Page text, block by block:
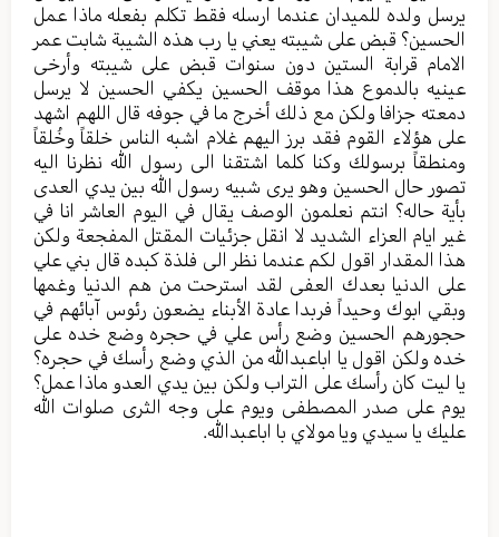
يرسل ولده للميدان عندما ارسله فقط تكلم بفعله ماذا عمل
الحسين؟ قبض على شيبته يعني يا رب هذه الشيبة شابت عمر
الامام قرابة الستين دون سنوات قبض على شيبته وأرخى
عينيه بالدموع هذا موقف الحسين يكفي الحسين لا يرسل
دمعته جزافا ولكن مع ذلك أخرج ما في جوفه قال اللهم اشهد
على هؤلاء القوم فقد برز اليهم غلام اشبه الناس خلقاً وخُلقاً
ومنطقاً برسولك وكنا كلما اشتقنا الى رسول الله نظرنا اليه
تصور حال الحسين وهو يرى شبيه رسول الله بين يدي العدى
بأية حاله؟ انتم نعلمون الوصف يقال في اليوم العاشر انا في
غير ايام العزاء الشديد لا انقل جزئيات المقتل المفجعة ولكن
هذا المقدار اقول لكم عندما نظر الى فلذة كبده قال بني علي
على الدنيا بعدك العفى لقد استرحت من هم الدنيا وغمها
وبقي ابوك وحيداً فربدا عادة الأبناء يضعون رئوس آبائهم في
حجورهم الحسين وضع رأس علي في حجره وضع خده على
خده ولكن اقول يا اباعبدالله من الذي وضع رأسك في حجره؟
يا ليت كان رأسك على التراب ولكن بين يدي العدو ماذا عمل؟
يوم على صدر المصطفى ويوم على وجه الثرى صلوات الله
عليك يا سيدي ويا مولاي با اباعبدالله.